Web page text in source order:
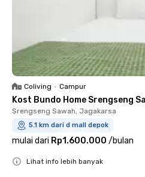
Coliving • Campur
Kost Bundo Home Srengseng
Srengseng Sawah, Jagakarsa
5.1 km dari d mall depok
mulai dari Rp1.600.000 /bulan
Lihat info lebih banyak